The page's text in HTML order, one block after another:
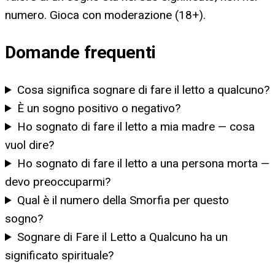
numero. Gioca con moderazione (18+).
Domande frequenti
Cosa significa sognare di fare il letto a qualcuno?
È un sogno positivo o negativo?
Ho sognato di fare il letto a mia madre — cosa
vuol dire?
Ho sognato di fare il letto a una persona morta —
devo preoccuparmi?
Qual è il numero della Smorfia per questo
sogno?
Sognare di Fare il Letto a Qualcuno ha un
significato spirituale?